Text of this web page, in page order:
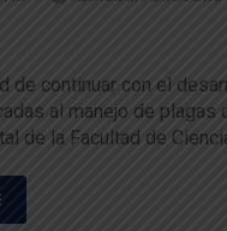
de continuar con el
al manejo de
de la Facultad de